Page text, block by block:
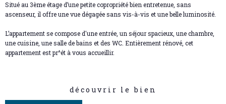
Situé au 3ème étage d’une petite copropriété bien entretenue, sans
ascenseur, il offre une vue dégagée sans vis-à-vis et une belle luminosité.
L’appartement se compose d'une entrée, un séjour spacieux, une chambre,
une cuisine, une salle de bains et des WC. Entièrement rénové, cet
appartement est pr^ét à vous accueillir.
découvrir le bien